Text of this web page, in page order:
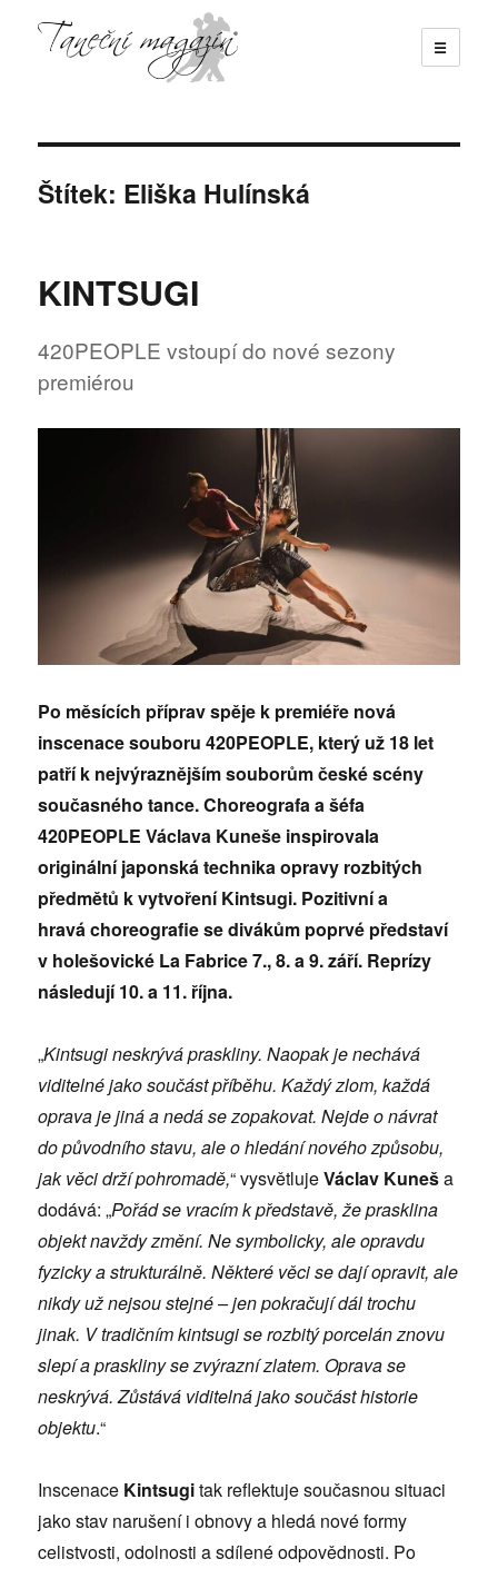
☰
Štítek: Eliška Hulínská
KINTSUGI
420PEOPLE vstoupí do nové sezony
premiérou
Po měsících příprav spěje k premiéře nová
inscenace souboru 420PEOPLE, který už 18 let
patří k nejvýraznějším souborům české scény
současného tance. Choreografa a šéfa
420PEOPLEVáclava Kuneše inspirovala
originální japonská technika opravy rozbitých
předmětů k vytvořeníKintsugi. Pozitivní a
hraváchoreografie se divákům poprvé představí
v holešovické La Fabrice 7., 8. a 9. září. Reprízy
následují 10. a 11. října.
„Kintsugi neskrývá praskliny. Naopak je nechává
viditelné jako součást příběhu. Každý zlom, každá
oprava je jiná a nedá se zopakovat. Nejde o návrat
do původního stavu, ale o hledání nového způsobu,
jak věci drží pohromadě,“ vysvětlujeVáclav Kuneša
dodává: „Pořád se vracím k představě, že prasklina
objekt navždy změní. Ne symbolicky, ale opravdu
fyzicky a strukturálně. Některé věci se dají opravit, ale
nikdy už nejsou stejné – jen pokračují dál trochu
jinak. V tradičním kintsugi se rozbitý porcelán znovu
slepí a praskliny se zvýrazní zlatem. Oprava se
neskrývá. Zůstává viditelná jako součást historie
objektu.“
Inscenace Kintsugitak reflektuje současnou situaci
jako stav narušení i obnovy a hledá nové formy
celistvosti, odolnosti a sdílené odpovědnosti. Po